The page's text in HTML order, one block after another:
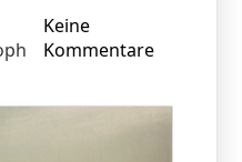
Keine
Kommentare